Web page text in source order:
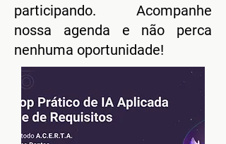
participando. Acompanhe
nossa agenda e não perca
nenhuma oportunidade!